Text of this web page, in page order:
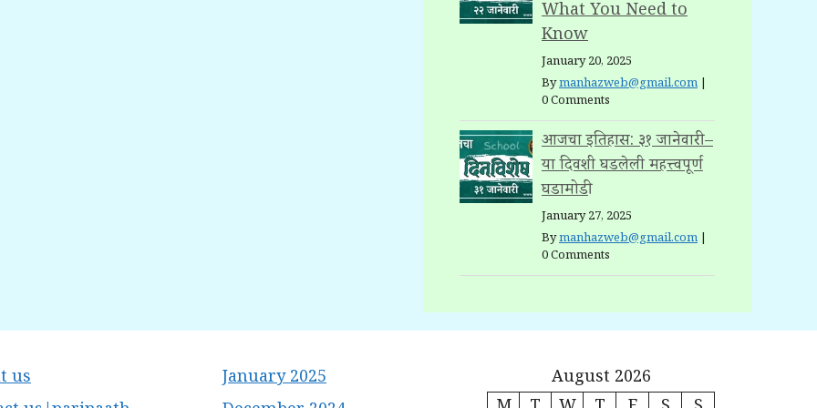
What You Need to
Know
January 20, 2025
Bymanhazweb@gmail.com
0 Comments
आजचा इतिहास: ३१ जानेवारी –
या दिवशी घडलेली महत्त्वपूर्ण
घडामोडी
January 27, 2025
Bymanhazweb@gmail.com
0 Comments
us
January 2025
August 2026